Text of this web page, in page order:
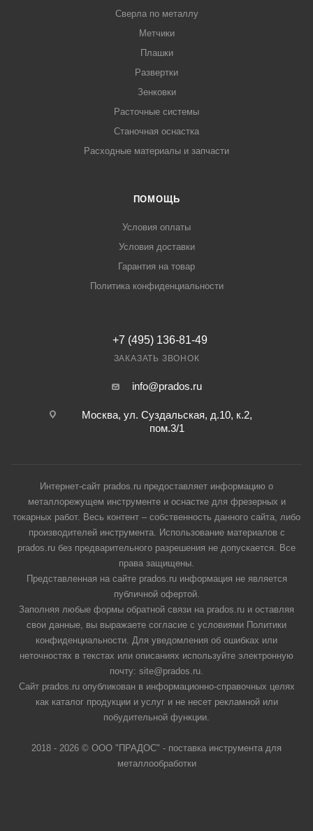
Сверла по металлу
Метчики
Плашки
Развертки
Зенковки
Расточные системы
Станочная оснастка
Расходные материалы и запчасти
ПОМОЩЬ
Условия оплаты
Условия доставки
Гарантия на товар
Политика конфиденциальности
+7 (495) 136-81-49
ЗАКАЗАТЬ ЗВОНОК
info@prados.ru
Москва, ул. Суздальская, д.10, к.2,
пом.3/1
Интернет-сайт prados.ru предоставляет информацию о
металлорежущем инструменте и оснастке для фрезерных и
токарных работ. Весь контент – собственность данного сайта, либо
производителей инструмента. Использование материалов с
prados.ru без предварительного разрешения не допускается. Все
права защищены.
Представленная на сайте prados.ru информация не является
публичной офертой.
Заполняя любые формы обратной связи на prados.ru и оставляя
свои данные, вы выражаете согласие с условиями Политики
конфиденциальности. Для уведомления об ошибках или
неточностях в текстах или описаниях используйте электронную
почту: site@prados.ru.
Сайт prados.ru опубликован в информационно-справочных целях
как каталог продукции и услуг и не несет рекламной или
побудительной функции.
2018 - 2026 © ООО "ПРАДОС" - поставка инструмента для
металлообработки